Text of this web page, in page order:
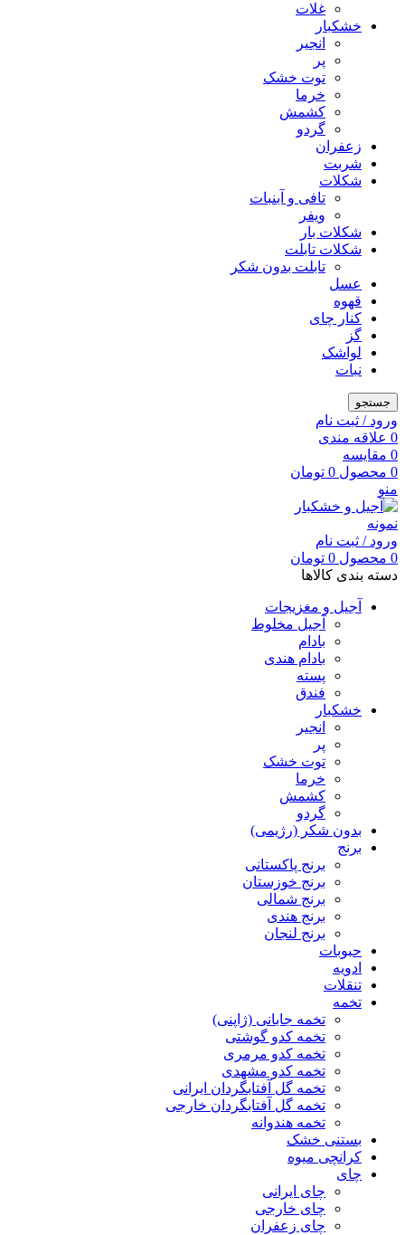
غلات
خشکبار
انجیر
پر
توت خشک
خرما
کشمش
گردو
زعفران
شربت
شکلات
تافی و آبنبات
ویفر
شکلات بار
شکلات تابلت
تابلت بدون شکر
عسل
قهوه
کنار چای
گز
لواشک
نبات
جستجو
ورود / ثبت نام
0 علاقه مندی
0 مقایسه
0 محصول 0 تومان
منو
ورود / ثبت نام
0 محصول 0 تومان
دسته بندی کالاها
آجیل و مغزیجات
آجیل مخلوط
بادام
بادام هندی
پسته
فندق
خشکبار
انجیر
پر
توت خشک
خرما
کشمش
گردو
بدون شکر (رژیمی)
برنج
برنج پاکستانی
برنج خوزستان
برنج شمالی
برنج هندی
برنج لنجان
حبوبات
ادویه
تنقلات
تخمه
تخمه جابانی (ژاپنی)
تخمه کدو گوشتی
تخمه کدو مرمری
تخمه کدو مشهدی
تخمه گل آفتابگردان ایرانی
تخمه گل آفتابگردان خارجی
تخمه هندوانه
بستنی خشک
کرانچی میوه
چای
چای ایرانی
چای خارجی
چای زعفران